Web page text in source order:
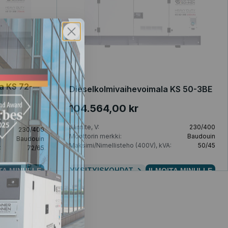
KS 72-
230/400
Baudouin
72/65
MINULLE
Dieselkolmivaihevoimala KS 50-3BE
104.564,00 kr
Jännite, V:
230/400
Moottorin merkki:
Baudouin
Maksimi/Nimellisteho (400V), kVA:
50/45
YKSITYISKOHDAT ILMOITA MINULLE